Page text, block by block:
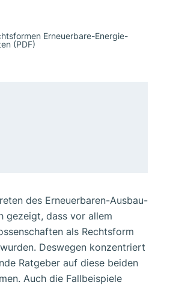
Erneuerbare-Energie-
(PDF)
des Erneuerbaren-Ausbau-
gezeigt, dass vor allem
als Rechtsform
Deswegen konzentriert
Ratgeber auf diese beiden
Auch die Fallbeispiele